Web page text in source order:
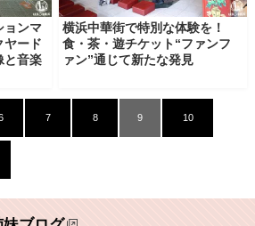
ョンマ
ヤード
と音楽
横浜中華街で特別な体験を！
食・茶・遊チケット“ファンフ
ァン”通じて新たな発見
7 8 9 10